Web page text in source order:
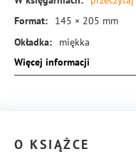
Format:
145 × 205 mm
Okładka:
miękka
Rodzaj oprawy: blok klejony
Więcej informacji
O KSIĄŻCE